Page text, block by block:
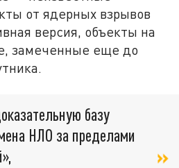
от ядерных взрывов
версия, объекты на
замеченные еще до
базу
НЛО за пределами